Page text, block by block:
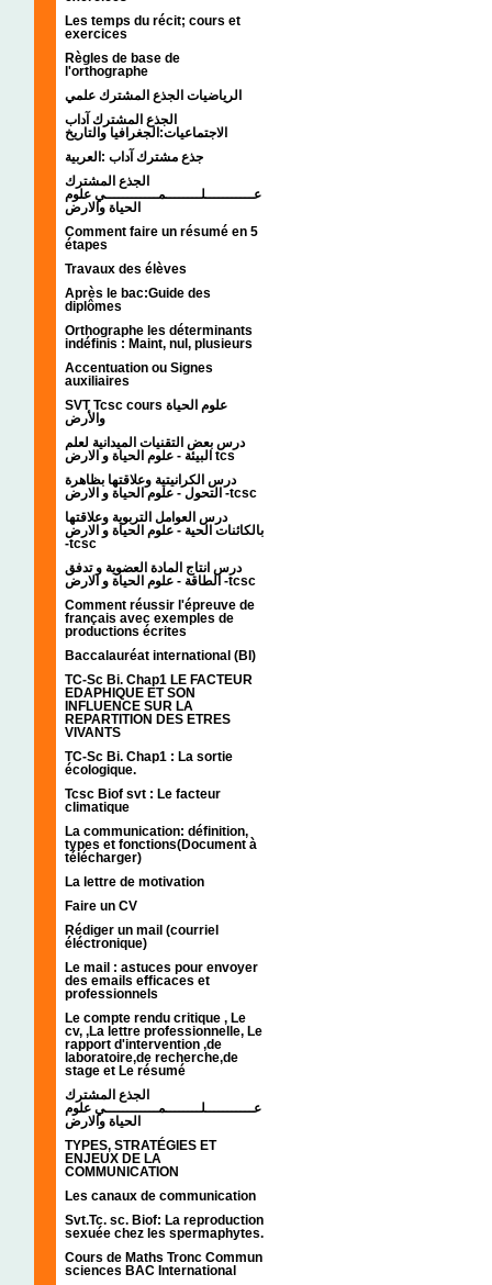
Les temps du récit; cours et
exercices
Règles de base de
l'orthographe
الرياضيات الجذع المشترك علمي
الجذع المشترك آداب
الاجتماعيات:الجغرافيا والتاريخ
جذع مشترك آداب :العربية
الجذع المشترك
عـــــــــــلــــــــمــــــــــــي علوم
الحياة والارض
Comment faire un résumé en 5
étapes
Travaux des élèves
Après le bac:Guide des
diplômes
Orthographe les déterminants
indéfinis : Maint, nul, plusieurs
Accentuation ou Signes
auxiliaires
SVT Tcsc cours علوم الحياة
والأرض
درس بعض التقنيات الميدانية لعلم
البيئة - علوم الحياة و الارض tcs
درس الكرانيتية وعلاقتها بظاهرة
التحول - علوم الحياة و الارض -tcsc
درس العوامل التربوية وعلاقتها
بالكائنات الحية - علوم الحياة و الارض
-tcsc
درس انتاج المادة العضوية و تدفق
الطاقة - علوم الحياة و الارض -tcsc
Comment réussir l'épreuve de
français avec exemples de
productions écrites
Baccalauréat international (BI)
TC-Sc Bi. Chap1 LE FACTEUR
EDAPHIQUE ET SON
INFLUENCE SUR LA
REPARTITION DES ETRES
VIVANTS
TC-Sc Bi. Chap1 : La sortie
écologique.
Tcsc Biof svt : Le facteur
climatique
La communication: définition,
types et fonctions(Document à
télécharger)
La lettre de motivation
Faire un CV
Rédiger un mail (courriel
éléctronique)
Le mail : astuces pour envoyer
des emails efficaces et
professionnels
Le compte rendu critique , Le
cv, ,La lettre professionnelle, Le
rapport d'intervention ,de
laboratoire,de recherche,de
stage et Le résumé
الجذع المشترك
عـــــــــــلــــــــمــــــــــــي علوم
الحياة والارض
TYPES, STRATÉGIES ET
ENJEUX DE LA
COMMUNICATION
Les canaux de communication
Svt.Tc. sc. Biof: La reproduction
sexuée chez les spermaphytes.
Cours de Maths Tronc Commun
sciences BAC International